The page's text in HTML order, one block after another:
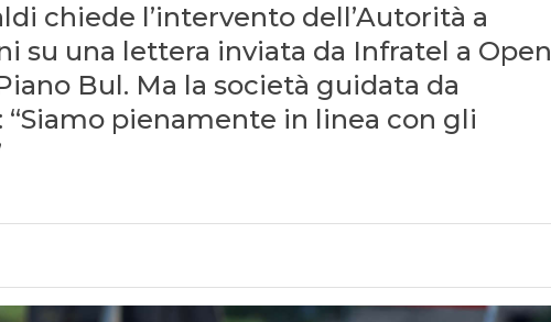
chiede l’intervento dell’Autorità a
su una lettera inviata da Infratel a Open
Bul. Ma la società guidata da
“Siamo pienamente in linea con gli